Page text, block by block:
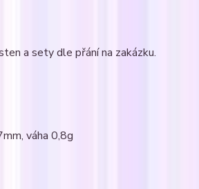
a sety dle přání na zakázku.
váha 0,8g